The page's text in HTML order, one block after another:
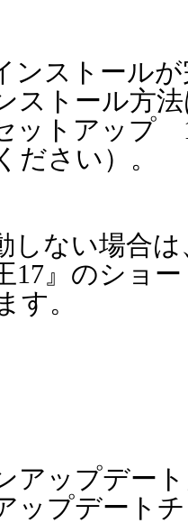
ンストール
ストール方
ットアップ
ださい）。
しない場合
17 』のショ
す。
アップデー
ップデート